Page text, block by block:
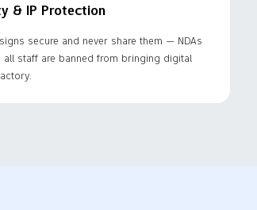
& IP Protection
secure and never share them — NDAs
all staff are banned from bringing digital